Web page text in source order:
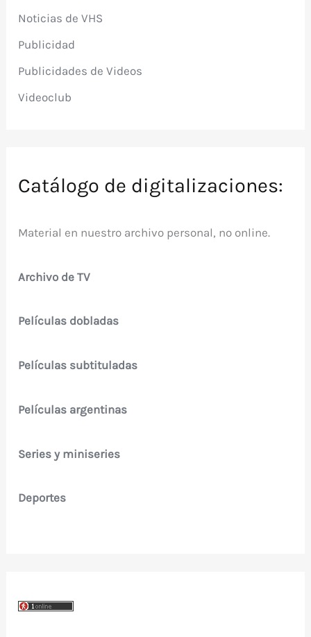
Noticias de VHS
Publicidad
Publicidades de Videos
Videoclub
Catálogo de digitalizaciones:
Material en nuestro archivo personal, no online.
Archivo de TV
Películas dobladas
Películas subtituladas
Películas argentinas
Series y miniseries
Deportes